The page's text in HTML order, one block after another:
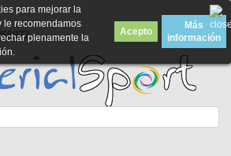
para mejorar la
le recomendamos
plenamente la
Acepto
Más
información